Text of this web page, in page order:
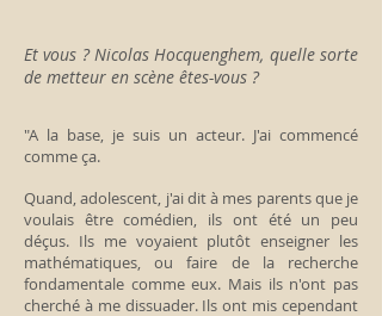
Et vous ? Nicolas Hocquenghem, quelle sorte
de metteur en scène êtes-vous ?
"A la base, je suis un acteur. J'ai commencé
comme ça.
Quand, adolescent, j'ai dit à mes parents que je
voulais être comédien, ils ont été un peu
déçus. Ils me voyaient plutôt enseigner les
mathématiques, ou faire de la recherche
fondamentale comme eux. Mais ils n'ont pas
cherché à me dissuader. Ils ont mis cependant